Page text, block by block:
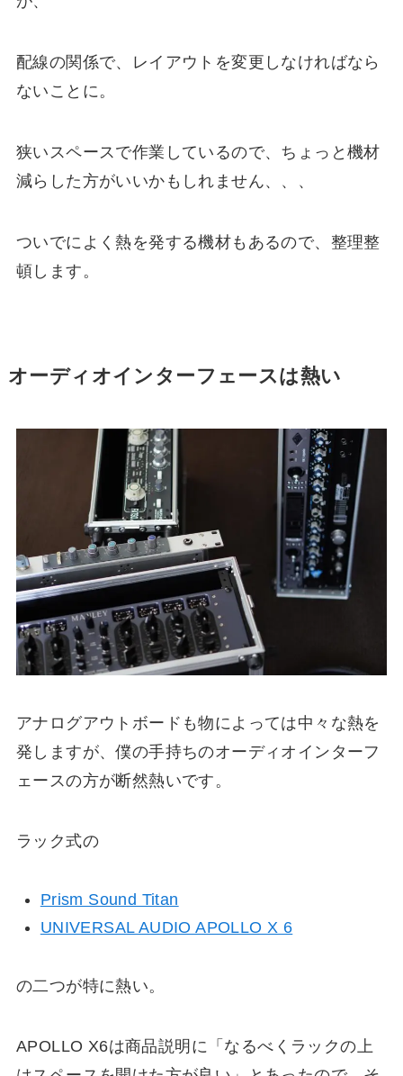
配線の関係で、レイアウトを変更しなければなら
ないことに。
狭いスペースで作業しているので、ちょっと機材
減らした方がいいかもしれません、、、
ついでによく熱を発する機材もあるので、整理整
頓します。
オーディオインターフェースは熱い
アナログアウトボードも物によっては中々な熱を
発しますが、僕の手持ちのオーディオインターフ
ェースの方が断然熱いです。
ラック式の
Prism Sound Titan
UNIVERSAL AUDIO APOLLO X 6
の二つが特に熱い。
APOLLO X6は商品説明に「なるべくラックの上